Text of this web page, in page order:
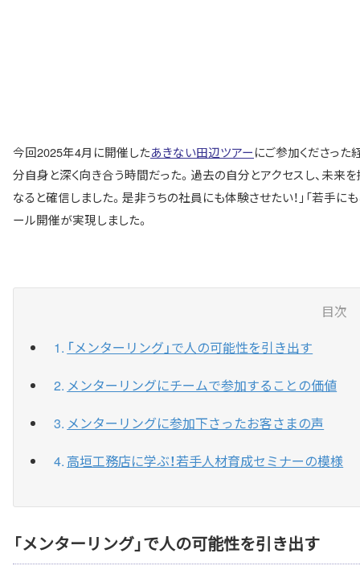
今回2025年4月に開催したあきない田辺ツアーにご参加くださった
分自身と深く向き合う時間だった。過去の自分とアクセスし、未来
なると確信しました。是非うちの社員にも体験させたい！」「若手に
ール開催が実現しました。
目次
「メンターリング」で人の可能性を引き出す
メンターリングにチームで参加することの価値
メンターリングに参加下さったお客さまの声
高垣工務店に学ぶ！若手人材育成セミナーの模様
「メンターリング」で人の可能性を引き出す